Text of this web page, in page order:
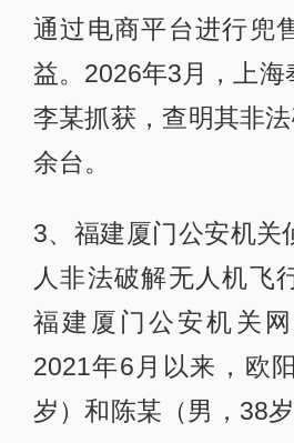
通过电商平台进行兜
益。2026年3月，上海
李某抓获，查明其非
余台。
3、福建厦门公安机关
人非法破解无人机飞
福建厦门公安机关网
2021年6月以来，欧
岁）和陈某（男，38